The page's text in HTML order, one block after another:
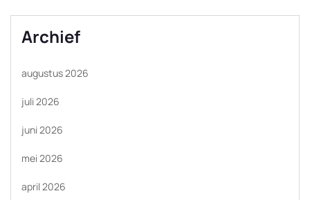
Archief
augustus 2026
juli 2026
juni 2026
mei 2026
april 2026